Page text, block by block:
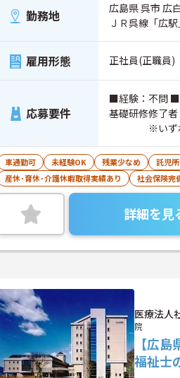
勤務地
広島県 呉市 広
ＪＲ呉線「広
雇用形態 正社員(正職員)
応募要件
■経験：不問 ■資格：ホームヘルパー2級 必須 介護職員
基礎研修修
※いずれか
車通勤可 未経験OK 残業少なめ 託児
産休･育休･介護休暇取得実績あり
社会保険完
詳細を見
医療法人
院
【広
福祉士